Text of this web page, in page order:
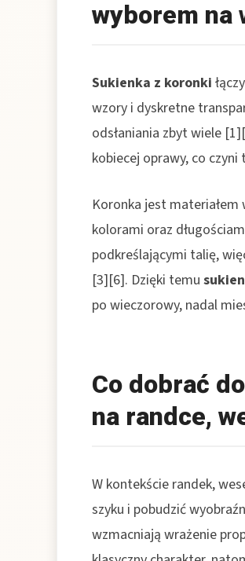
wyborem na
Sukienka z koronki
wzory i dyskretne
odsłaniania zbyt wiele
kobiecej oprawy, co
Koronka jest
kolorami oraz
podkreślającymi talię,
[3][6]. Dzięki temu
po wieczorowy, nadal
Co dobrać
na randce,
W kontekście randek,
szyku i pobudzić
wzmacniają wrażenie